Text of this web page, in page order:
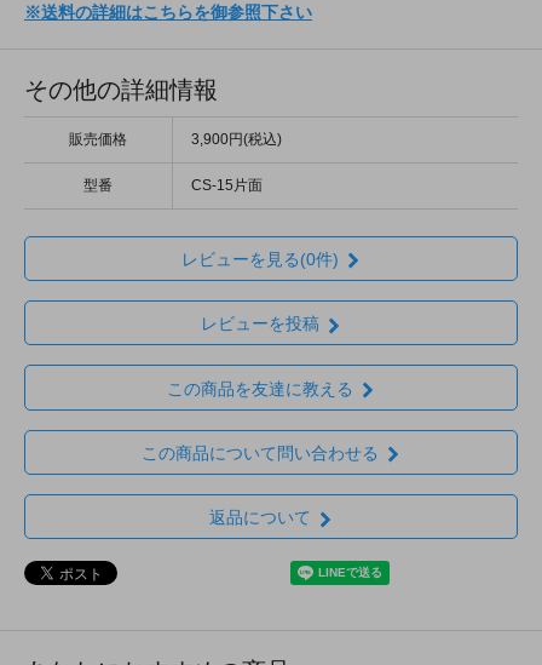
※送料の詳細はこちらを御参照下さい
その他の詳細情報
販売価格 3,900円(税込)
型番 CS-15片面
レビューを見る(0件)
レビューを投稿
この商品を友達に教える
この商品について問い合わせる
返品について